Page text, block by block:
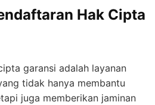
Hak Cipta
garansi adalah layanan
tidak hanya membantu
juga memberikan jaminan